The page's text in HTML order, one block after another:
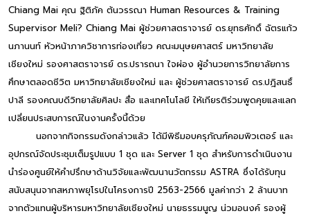
Chiang Mai คุณ ฐิติภัค ต้นวรรณา Human Resources & Training
Supervisor Meli? Chiang Mai ผู้ช่วยศาสตราจารย์ ดร.ยุทธศักดิ์ ฉัตรแก้ว
นภานนท์ หัวหน้าภาควิชาการท่องเที่ยว คณะมนุษยศาสตร์ มหาวิทยาลัย
เชียงใหม่ รองศาสตราจารย์ ดร.ปรารถนา ใจผ่อง ผู้อำนวยการวิทยาลัยการ
ศึกษาตลอดชีวิต มหาวิทยาลัยเชียงใหม่ และ ผู้ช่วยศาสตราจารย์ ดร.ปฎิสนธิ์
ปาลี รองคณบดีวิทยาลัยศิลปะ สื่อ และเทคโนโลยี ให้เกียรติร่วมพูดคุยและแลก
เปลี่ยนประสบการณ์ในงานครั้งนี้ด้วย
นอกจากกิจกรรมดังกล่าวแล้ว ได้มีพิธีมอบครุภัณฑ์คอมพิวเตอร์ และ
อุปกรณ์จัดประชุมเต็มรูปแบบ 1 ชุด และ Server 1 ชุด สำหรับการดำเนินงาน
นำร่องศูนย์ให้คำปรึกษาด้านวิจัยและพัฒนานวัตกรรม ASTRA ซึ่งได้รับทุน
สนับสนุนจากสหภาพยุโรปในโครงการปี 2563-2566 มูลค่ากว่า 2 ล้านบาท
จากตัวแทนผู้บริหารมหาวิทยาลัยเชียงใหม่ นายธรรมนูญ น่วมอนงค์ รองผู้